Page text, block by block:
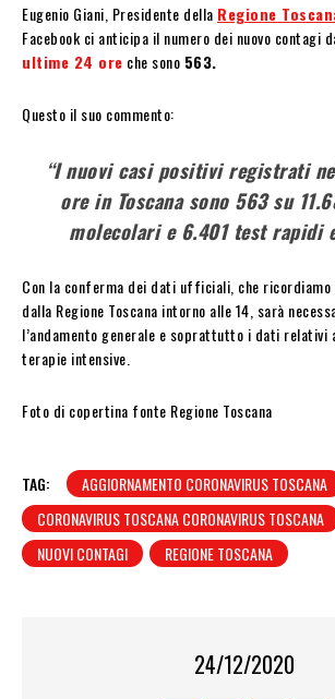
Eugenio Giani, Presidente della Regione
Facebook ci anticipa il numero dei nuovo contagi
ultime 24 ore che sono 563.
Questo il suo commento:
“I nuovi casi positivi registrati
ore in Toscana sono 563 su
molecolari e 6.401 test rapidi
Con la conferma dei dati ufficiali, che ricordiamo
dalla Regione Toscana intorno alle 14, sarà
l’andamento generale e soprattutto i dati relativi
terapie intensive.
Foto di copertina fonte Regione Toscana
TAG:
AGGIORNAMENTO CORONAVIRUS TOSCANA
CORONAVIRUS TOSCANA CORONAVIRUS TOSCANA
NUOVI CONTAGI
REGIONE TOSCANA
24/12/2020